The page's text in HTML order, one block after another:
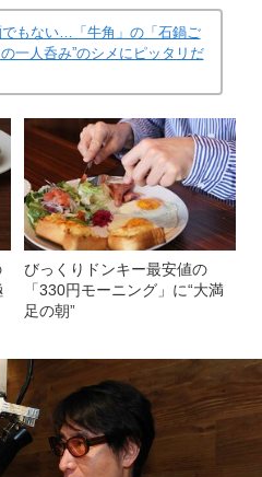
もない…「牛角」の「石鍋ご
一人呑み”のシメにピッタリだ
びっくりドンキー最安値の
「330円モーニング」に“大満
足の朝”